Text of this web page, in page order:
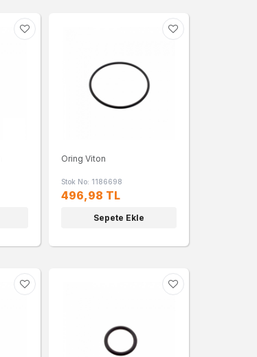
Oring Viton
Stok No: 1186698
496,98 TL
Sepete Ekle